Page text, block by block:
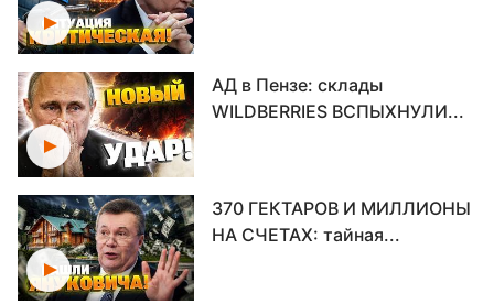
АД в Пензе: склады
WILDBERRIES ВСПЫХНУЛИ...
370 ГЕКТАРОВ И МИЛЛИОНЫ
НА СЧЕТАХ: тайная...